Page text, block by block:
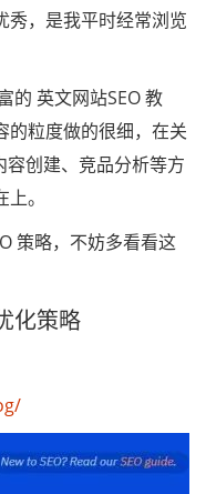
秀，是我平时经常浏览
英文网站SEO 教
的粒度做的很细，在关
容创建、竞品分析等方
。
策略，不妨多看看这
化策略